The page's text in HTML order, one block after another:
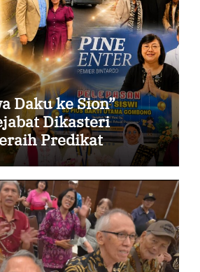
Daku ke Sion”
Dikasteri
Predikat
Laude